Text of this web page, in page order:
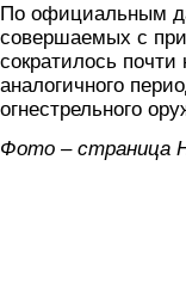
По официальным
совершаемых с
сократилось
аналогичного
огнестрельного
Фото – страница